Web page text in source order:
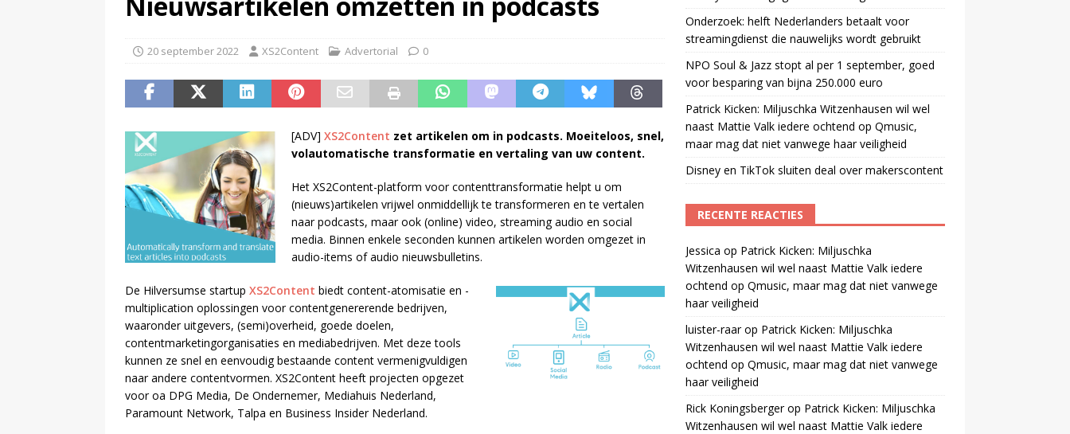
(Disney overweegt gratis streamingkanalen)
20 september 2022 XS2Content Advertorial 0
[ADV] XS2Content zet artikelen om in podcasts. Moeiteloos, snel,
volautomatische transformatie en vertaling van uw content.
Het XS2Content-platform voor contenttransformatie helpt u om
(nieuws)artikelen vrijwel onmiddellijk te transformeren en te vertalen
naar podcasts, maar ook (online) video, streaming audio en social
media. Binnen enkele seconden kunnen artikelen worden omgezet in
audio-items of audio nieuwsbulletins.
De Hilversumse startup XS2Content biedt content-atomisatie en -
multiplication oplossingen voor contentgenererende bedrijven,
waaronder uitgevers, (semi)overheid, goede doelen,
contentmarketingorganisaties en mediabedrijven. Met deze tools
kunnen ze snel en eenvoudig bestaande content vermenigvuldigen
naar andere contentvormen. XS2Content heeft projecten opgezet
voor oa DPG Media, De Ondernemer, Mediahuis Nederland,
Paramount Network, Talpa en Business Insider Nederland.
Onderzoek: helft Nederlanders betaalt voor
streamingdienst die nauwelijks wordt gebruikt
NPO Soul & Jazz stopt al per 1 september, goed
voor besparing van bijna 250.000 euro
Patrick Kicken: Miljuschka Witzenhausen wil wel
naast Mattie Valk iedere ochtend op Qmusic,
maar mag dat niet vanwege haar veiligheid
Disney en TikTok sluiten deal over makerscontent
RECENTE REACTIES
Jessica op Patrick Kicken: Miljuschka
Witzenhausen wil wel naast Mattie Valk iedere
ochtend op Qmusic, maar mag dat niet vanwege
haar veiligheid
luister-raarop Patrick Kicken: Miljuschka
Witzenhausen wil wel naast Mattie Valk iedere
ochtend op Qmusic, maar mag dat niet vanwege
haar veiligheid
Rick Koningsbergerop Patrick Kicken: Miljuschka
Witzenhausen wil wel naast Mattie Valk iedere